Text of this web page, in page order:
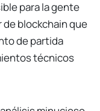
para la gente
de blockchain que
de partida
técnicos